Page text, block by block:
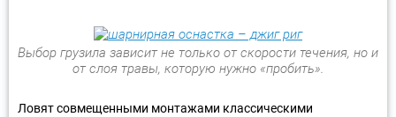
Выбор грузила зависит не только от скорости течения, но и
от слоя травы, которую нужно «пробить».
Ловят совмещенными монтажами классическими